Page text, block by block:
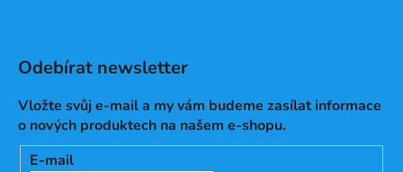
Odebírat newsletter
Vložte svůj e-mail a my vám budeme zasílat informace
o nových produktech na našem e-shopu.
E-mail